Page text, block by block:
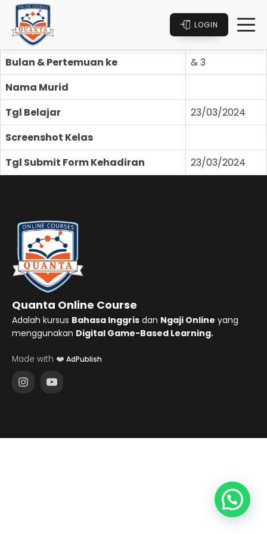
LOGIN
Bulan & Pertemuan ke
& 3
Nama Murid
Tgl Belajar
23/03/2024
Screenshot Kelas
Tgl Submit Form Kehadiran
23/03/2024
Quanta Online Course
Adalah kursus Bahasa Inggris dan Ngaji Online yang
menggunakan Digital Game-Based Learning.
Made with ❤️ AdPublish